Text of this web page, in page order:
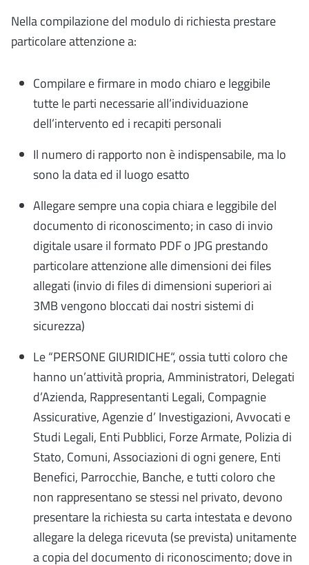
Nella compilazione del modulo di richiesta prestare
particolare attenzione a:
Compilare e firmare in modo chiaro e leggibile
tutte le parti necessarie all’individuazione
dell’intervento ed i recapiti personali
Il numero di rapporto non è indispensabile, ma lo
sono la data ed il luogo esatto
Allegare sempre una copia chiara e leggibile del
documento di riconoscimento; in caso di invio
digitale usare il formato PDF o JPG prestando
particolare attenzione alle dimensioni dei files
allegati (invio di files di dimensioni superiori ai
3MB vengono bloccati dai nostri sistemi di
sicurezza)
Le “PERSONE GIURIDICHE“, ossia tutti coloro che
hanno un’attività propria, Amministratori, Delegati
d’Azienda, Rappresentanti Legali, Compagnie
Assicurative, Agenzie d’ Investigazioni, Avvocati e
Studi Legali, Enti Pubblici, Forze Armate, Polizia di
Stato, Comuni, Associazioni di ogni genere, Enti
Benefici, Parrocchie, Banche, e tutti coloro che
non rappresentano se stessi nel privato, devono
presentare la richiesta su carta intestata e devono
allegare la delega ricevuta (se prevista) unitamente
a copia del documento di riconoscimento; dove in